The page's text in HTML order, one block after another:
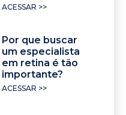
ACESSAR >>
Por que buscar
um especialista
em retina é tão
importante?
ACESSAR >>